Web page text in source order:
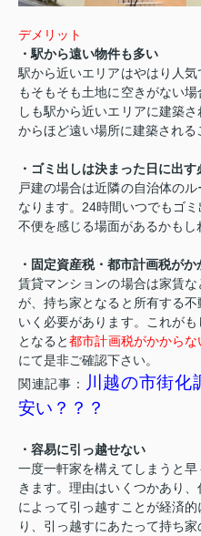
デメリット
・駅から遠い物件も多い
駅から近いエリアはやはり人
もそもそも土地に空きがない
しも駅から近いエリアに建築
からほど遠い場所に建築される
・ゴミ出しは決まった日に出す
戸建の場合は近隣の自治体の
なります。24時間いつでもゴ
不便を感じる場面があるかもし
・固定資産税・都市計画税がか
賃貸マンションの場合は家賃
が、持ち家となると所有する
いく必要があります。これが
となると都市計画税がかからな
にて是非ご確認下さい。
関連記事：
川越の市街化
安い？？？
・容易に引っ越せない
一度一軒家を構えてしまうと
きます。理由はいくつかあり
によって引っ越すことが経済
り、引っ越すにあたって持ち